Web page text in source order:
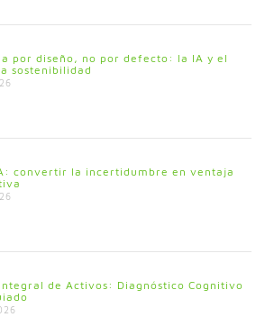
por diseño, no por defecto: la IA y el
sostenibilidad
convertir la incertidumbre en ventaja
de Activos: Diagnóstico Cognitivo